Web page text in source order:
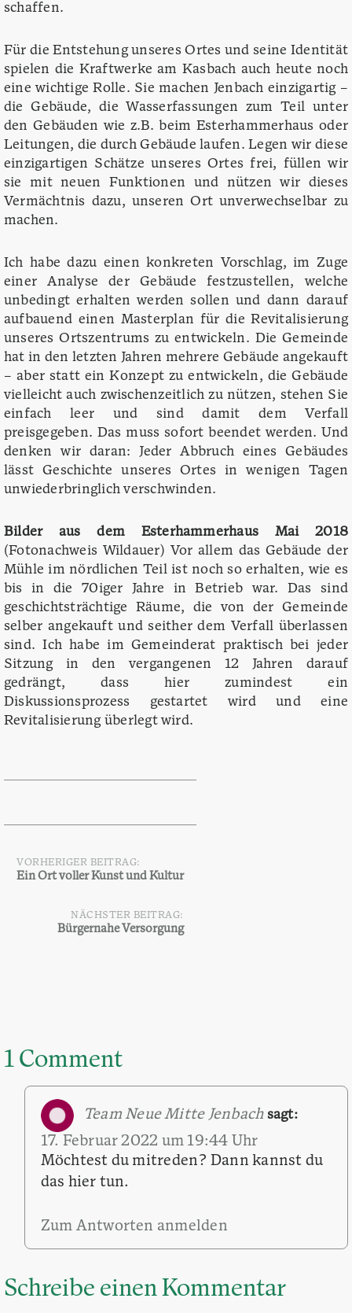
schaffen.
Für die Entstehung unseres Ortes und seine Identität
spielen die Kraftwerke am Kasbach auch heute noch
eine wichtige Rolle. Sie machen Jenbach einzigartig –
die Gebäude, die Wasserfassungen zum Teil unter
den Gebäuden wie z.B. beim Esterhammerhaus oder
Leitungen, die durch Gebäude laufen. Legen wir diese
einzigartigen Schätze unseres Ortes frei, füllen wir
sie mit neuen Funktionen und nützen wir dieses
Vermächtnis dazu, unseren Ort unverwechselbar zu
machen.
Ich habe dazu einen konkreten Vorschlag, im Zuge
einer Analyse der Gebäude festzustellen, welche
unbedingt erhalten werden sollen und dann darauf
aufbauend einen Masterplan für die Revitalisierung
unseres Ortszentrums zu entwickeln. Die Gemeinde
hat in den letzten Jahren mehrere Gebäude angekauft
– aber statt ein Konzept zu entwickeln, die Gebäude
vielleicht auch zwischenzeitlich zu nützen, stehen Sie
einfach leer und sind damit dem Verfall
preisgegeben. Das muss sofort beendet werden. Und
denken wir daran: Jeder Abbruch eines Gebäudes
lässt Geschichte unseres Ortes in wenigen Tagen
unwiederbringlich verschwinden.
Bilder aus dem Esterhammerhaus Mai 2018
(Fotonachweis Wildauer) Vor allem das Gebäude der
Mühle im nördlichen Teil ist noch so erhalten, wie es
bis in die 70iger Jahre in Betrieb war. Das sind
geschichtsträchtige Räume, die von der Gemeinde
selber angekauft und seither dem Verfall überlassen
sind. Ich habe im Gemeinderat praktisch bei jeder
Sitzung in den vergangenen 12 Jahren darauf
gedrängt, dass hier zumindest ein
Diskussionsprozess gestartet wird und eine
Revitalisierung überlegt wird.
Beitragsnavigation
VORHERIGER BEITRAG:
Ein Ort voller Kunst und Kultur
NÄCHSTER BEITRAG:
Bürgernahe Versorgung
1 Comment
Team Neue Mitte Jenbach sagt:
17. Februar 2022 um 19:44 Uhr
Möchtest du mitreden? Dann kannst du
das hier tun.
Zum Antworten anmelden
Schreibe einen Kommentar